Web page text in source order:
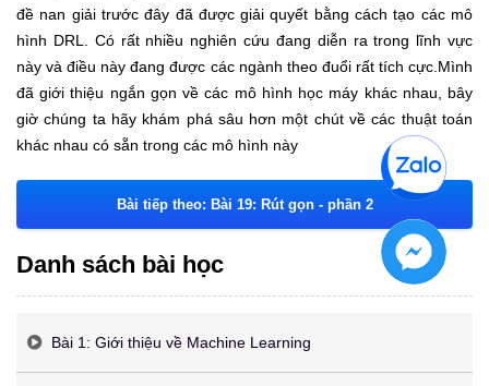
đề nan giải trước đây đã được giải quyết bằng cách tạo các mô
hình DRL. Có rất nhiều nghiên cứu đang diễn ra trong lĩnh vực
này và điều này đang được các ngành theo đuổi rất tích cực.Mình
đã giới thiệu ngắn gọn về các mô hình học máy khác nhau, bây
giờ chúng ta hãy khám phá sâu hơn một chút về các thuật toán
khác nhau có sẵn trong các mô hình này
Bài tiếp theo: Bài 19: Rút gọn - phần 2
Danh sách bài học
Bài 1: Giới thiệu về Machine Learning